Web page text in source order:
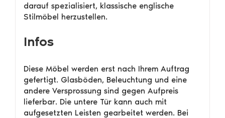
darauf spezialisiert, klassische englische
Stilmöbel herzustellen.
Infos
Diese Möbel werden erst nach Ihrem Auftrag
gefertigt. Glasböden, Beleuchtung und eine
andere Versprossung sind gegen Aufpreis
lieferbar. Die untere Tür kann auch mit
aufgesetzten Leisten gearbeitet werden. Bei